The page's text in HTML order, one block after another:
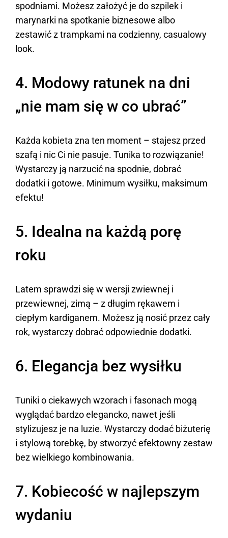
spodniami. Możesz założyć je do szpilek i
marynarki na spotkanie biznesowe albo
zestawić z trampkami na codzienny, casualowy
look.
4. Modowy ratunek na dni
„nie mam się w co ubrać”
Każda kobieta zna ten moment – stajesz przed
szafą i nic Ci nie pasuje. Tunika to rozwiązanie!
Wystarczy ją narzucić na spodnie, dobrać
dodatki i gotowe. Minimum wysiłku, maksimum
efektu!
5. Idealna na każdą porę
roku
Latem sprawdzi się w wersji zwiewnej i
przewiewnej, zimą – z długim rękawem i
ciepłym kardiganem. Możesz ją nosić przez cały
rok, wystarczy dobrać odpowiednie dodatki.
6. Elegancja bez wysiłku
Tuniki o ciekawych wzorach i fasonach mogą
wyglądać bardzo elegancko, nawet jeśli
stylizujesz je na luzie. Wystarczy dodać biżuterię
i stylową torebkę, by stworzyć efektowny zestaw
bez wielkiego kombinowania.
7. Kobiecość w najlepszym
wydaniu